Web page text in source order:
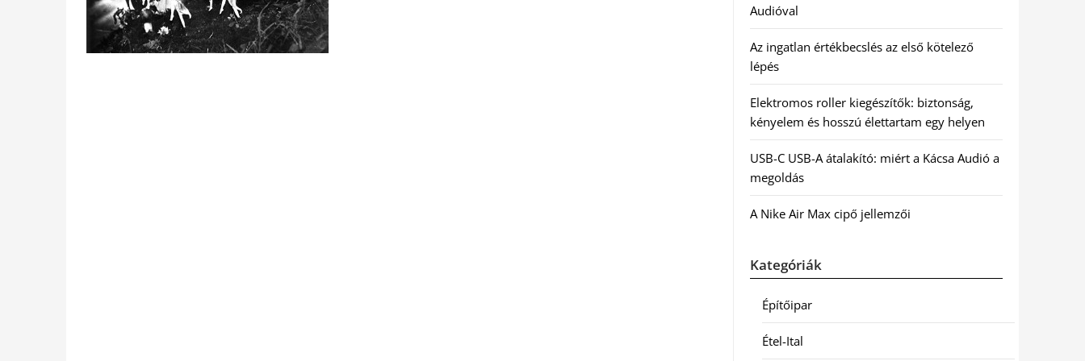
Audióval
Az ingatlan értékbecslés az első kötelező
lépés
Elektromos roller kiegészítők: biztonság,
kényelem és hosszú élettartam egy helyen
USB-C USB-A átalakító: miért a Kácsa Audió a
megoldás
A Nike Air Max cipő jellemzői
Kategóriák
Építőipar
Étel-Ital